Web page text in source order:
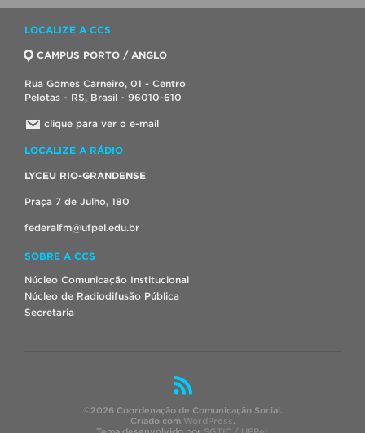
LOCALIZE A CCS
CAMPUS PORTO / ANGLO
Rua Gomes Carneiro, 01 - Centro
Pelotas - RS, Brasil - 96010-610
clique para ver o e-mail
LOCALIZE A RÁDIO
LYCEU RIO-GRANDENSE
Praça 7 de Julho, 180
federalfm@ufpel.edu.br
SOBRE A CCS
Núcleo Comunicação Institucional
Núcleo de Radiodifusão Pública
Secretaria
©2026 Coordenação de Comunicação Social.
Criado com WordPress.
Tema desenvolvido por SGTIC / UFPel